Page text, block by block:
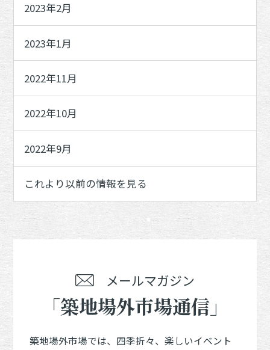
2023年2月
2023年1月
2022年11月
2022年10月
2022年9月
これより以前の情報を見る
メールマガジン
「築地場外市場通信」
築地場外市場では、四季折々、楽しいイベント